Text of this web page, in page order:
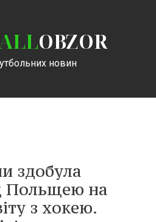
OBZOR
новин
здобула
Польщею на
з хокею.